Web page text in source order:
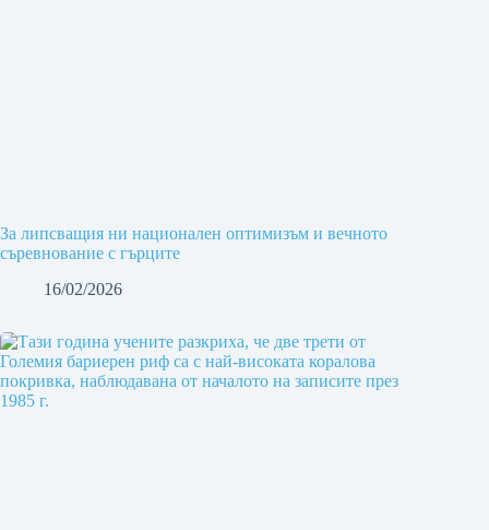
За липсващия ни национален оптимизъм и вечното
съревнование с гърците
16/02/2026